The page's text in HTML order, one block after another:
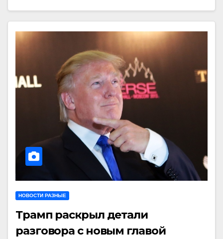
НОВОСТИ РАЗНЫЕ
Трамп раскрыл детали
разговора с новым главой